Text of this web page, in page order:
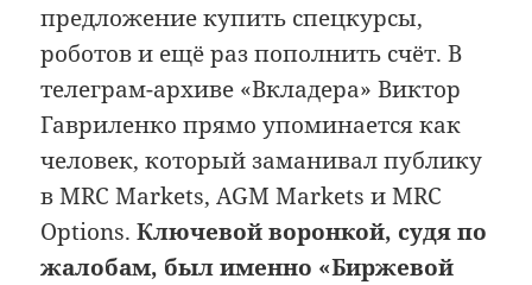
предложение купить спецкурсы,
роботов и ещё раз пополнить счёт. В
телеграм-архиве «Вкладера» Виктор
Гавриленко прямо упоминается как
человек, который заманивал публику
в MRC Markets, AGM Markets и MRC
Options.Ключевой воронкой, судя по
жалобам, был именно «Биржевой